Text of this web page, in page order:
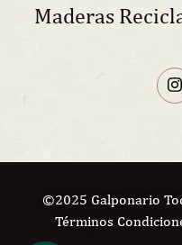
Maderas
©2025 Galponario
Términos